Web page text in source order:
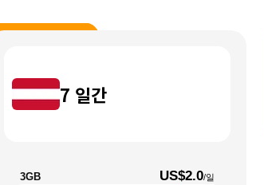
7 일간
3GB US$2.0/일